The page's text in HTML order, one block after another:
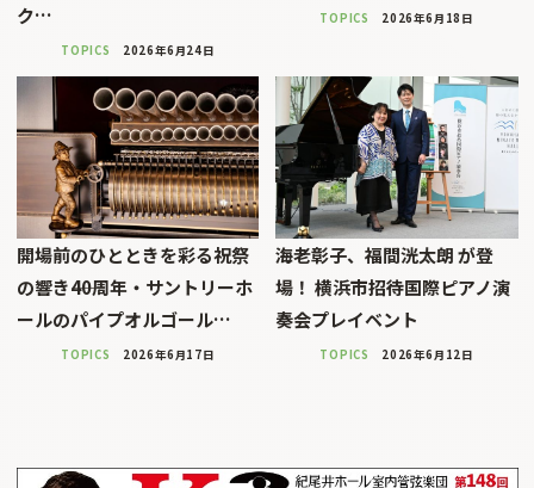
ク…
TOPICS 2026年6月24日
TOPICS 2026年6月18日
開場前のひとときを彩る祝祭
の響き――40周年・サントリーホ
ールのパイプオルゴール…
TOPICS 2026年6月17日
海老彰子、福間洸太朗 が登
場！ 横浜市招待国際ピアノ演
奏会プレイベント
TOPICS 2026年6月12日